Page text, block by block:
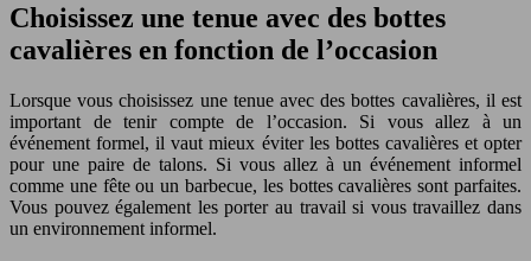
Choisissez une tenue avec des bottes
cavalières en fonction de l’occasion
Lorsque vous choisissez une tenue avec des bottes cavalières, il est
important de tenir compte de l’occasion. Si vous allez à un
événement formel, il vaut mieux éviter les bottes cavalières et opter
pour une paire de talons. Si vous allez à un événement informel
comme une fête ou un barbecue, les bottes cavalières sont parfaites.
Vous pouvez également les porter au travail si vous travaillez dans
un environnement informel.